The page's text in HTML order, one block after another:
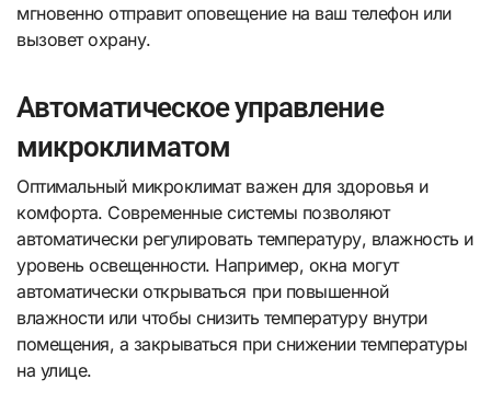
мгновенно отправит оповещение на ваш телефон или
вызовет охрану.
Автоматическое управление
микроклиматом
Оптимальный микроклимат важен для здоровья и
комфорта. Современные системы позволяют
автоматически регулировать температуру, влажность и
уровень освещенности. Например, окна могут
автоматически открываться при повышенной
влажности или чтобы снизить температуру внутри
помещения, а закрываться при снижении температуры
на улице.